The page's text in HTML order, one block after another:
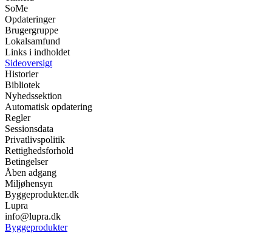
SoMe
Opdateringer
Brugergruppe
Lokalsamfund
Links i indholdet
Sideoversigt
Historier
Bibliotek
Nyhedssektion
Automatisk opdatering
Regler
Sessionsdata
Privatlivspolitik
Rettighedsforhold
Betingelser
Åben adgang
Miljøhensyn
Byggeprodukter.dk
Lupra
info@lupra.dk
Byggeprodukter